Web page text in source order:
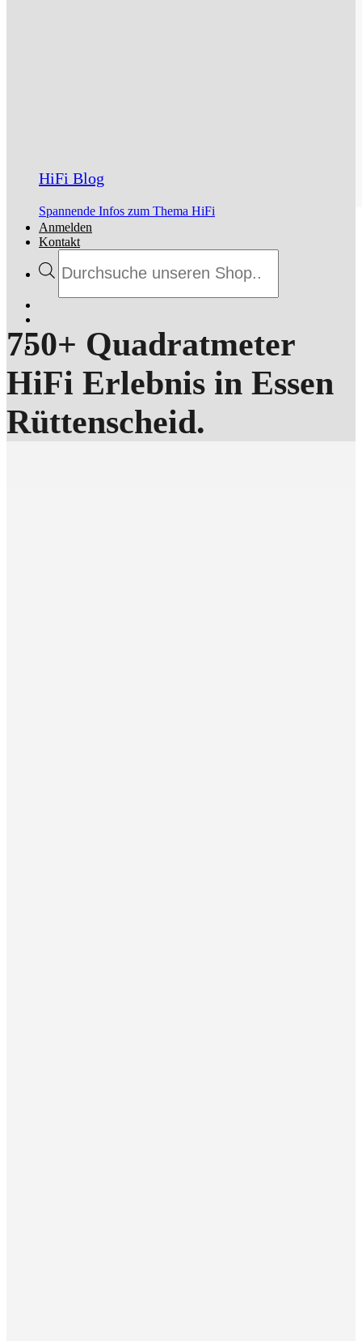
HiFi Blog
Spannende Infos zum Thema HiFi
Anmelden
Kontakt
search
750+ Quadratmeter
HiFi Erlebnis in Essen
Rüttenscheid.